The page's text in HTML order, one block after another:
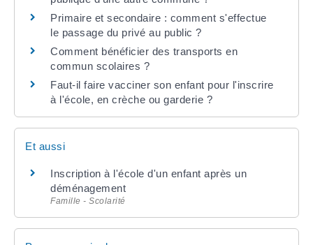
Primaire et secondaire : comment s'effectue
le passage du privé au public ?
Comment bénéficier des transports en
commun scolaires ?
Faut-il faire vacciner son enfant pour l'inscrire
à l'école, en crèche ou garderie ?
Et aussi
Inscription à l'école d'un enfant après un
déménagement
Famille - Scolarité